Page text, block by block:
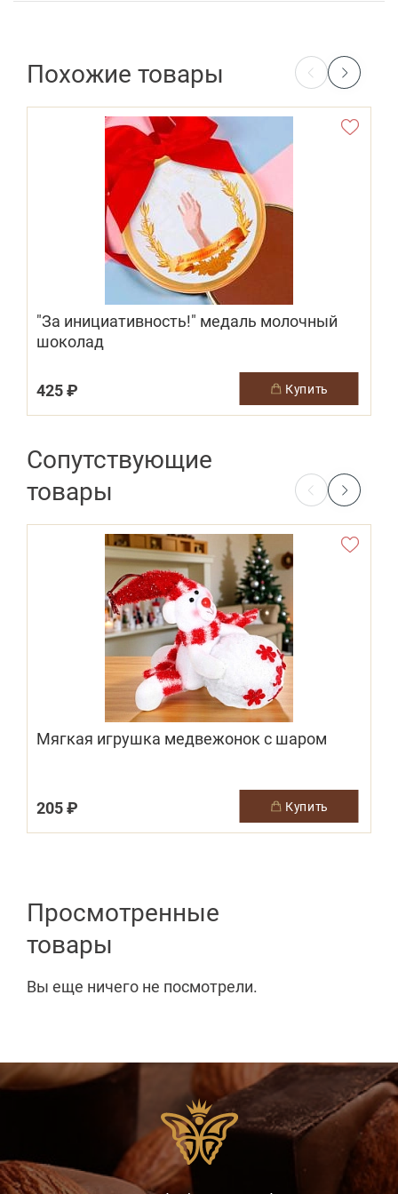
Похожие товары
"За инициативность!" медаль молочный
шоколад
425 ₽ купить
Сопутствующие
товары
Мягкая игрушка медвежонок с шаром
205 ₽ купить
Просмотренные
товары
Вы еще ничего не посмотрели.